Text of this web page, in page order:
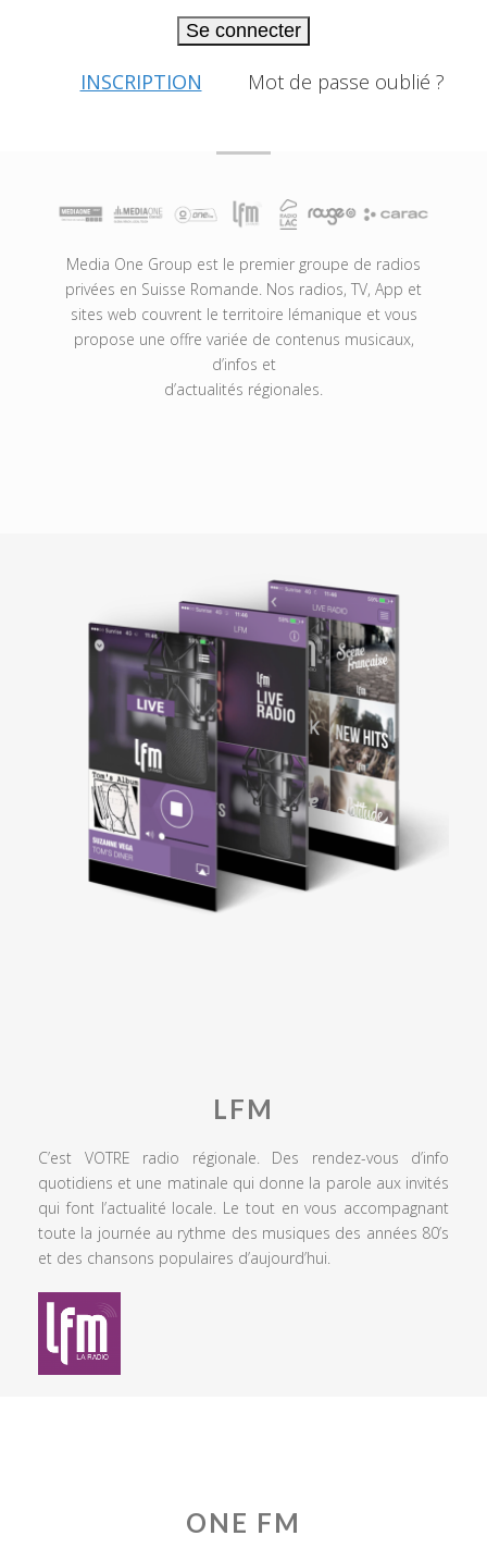
Se connecter
INSCRIPTION Mot de passe oublié ?
Media One Group est le premier groupe de radios
privées en Suisse Romande. Nos radios, TV, App et
sites web couvrent le territoire lémanique et vous
propose une offre variée de contenus musicaux,
d’infos et
d’actualités régionales.
LFM
C’est VOTRE radio régionale. Des rendez-vous d’info
quotidiens et une matinale qui donne la parole aux invités
qui font l’actualité locale. Le tout en vous accompagnant
toute la journée au rythme des musiques des années 80’s
et des chansons populaires d’aujourd’hui.
ONE FM